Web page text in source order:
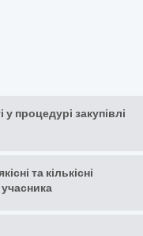
процедурі закупівлі
та кількісні